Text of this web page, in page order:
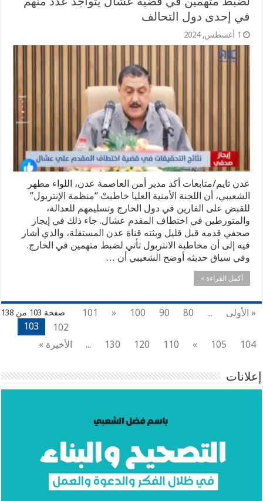
في إحدى دول التحالف
1 أغسطس, 2024
عدن تايم/متابعات أكد مدير أمن العاصمة عدن، اللواء مطهر
الشعيبي، أن اللجنة الأمنية العليا خاطبتْ “منظمة الإنتربول”
للقبض على الفارين في دول الخارج وتسليمهم للعدالة،
والمتورطين في اختطاف المقدم عشال. جاء ذلك في إيجاز
صحفي قدمه قبل قليل وبثته قناة عدن المستقلة، والذي أشار
فيه إلى أن مخاطبة الانتربول تأتي لضبط متهمين في الخارج.
وفي سياق حديثه أوضح الشعيبي أن …
أكمل القراءة »
صفحة 103 من 138 « الأولى ...
80
90
100
«
101
102
103
104
105
»
110
120
130
... الأخيرة »
إعلانات